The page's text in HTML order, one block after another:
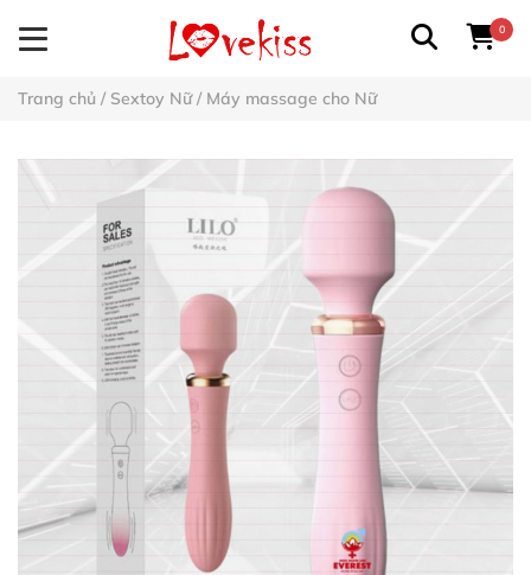
0
Trang chủ / Sextoy Nữ/ Máy massage cho Nữ